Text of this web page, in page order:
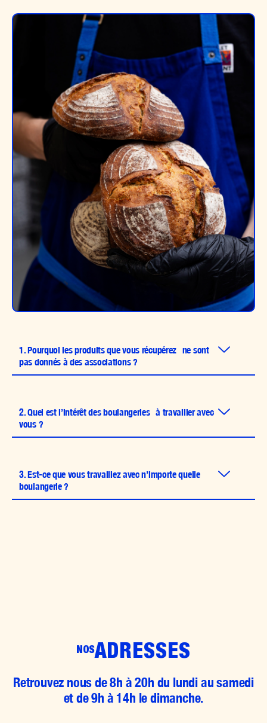
1. Pourquoi les produits que vous récupérez ne sont
pas donnés à des associations ?
2. Quel est l’intérêt des boulangeries à travailler avec
vous ?
3. Est-ce que vous travaillez avec n’importe quelle
boulangerie ?
NOSADRESSES
Retrouvez nous de 8h à 20h du lundi au samedi
et de 9h à 14h le dimanche.